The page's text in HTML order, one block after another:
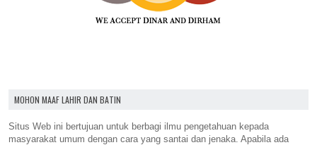
MOHON MAAF LAHIR DAN BATIN
Situs Web ini bertujuan untuk berbagi ilmu pengetahuan kepada
masyarakat umum dengan cara yang santai dan jenaka. Apabila ada